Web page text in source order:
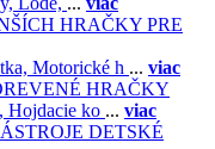
HRAČKY PRE
Motorické h ... viac
HRAČKY
Hojdacie ko ... viac
DETSKÉ